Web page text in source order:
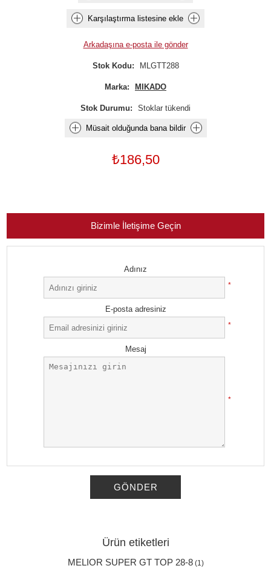
Karşılaştırma listesine ekle
Arkadaşına e-posta ile gönder
Stok Kodu: MLGTT288
Marka: MIKADO
Stok Durumu: Stoklar tükendi
Müsait olduğunda bana bildir
₺186,50
Bizimle İletişime Geçin
Adınız
*
E-posta adresiniz
*
Mesaj
*
GÖNDER
Ürün etiketleri
MELIOR SUPER GT TOP 28-8 (1)